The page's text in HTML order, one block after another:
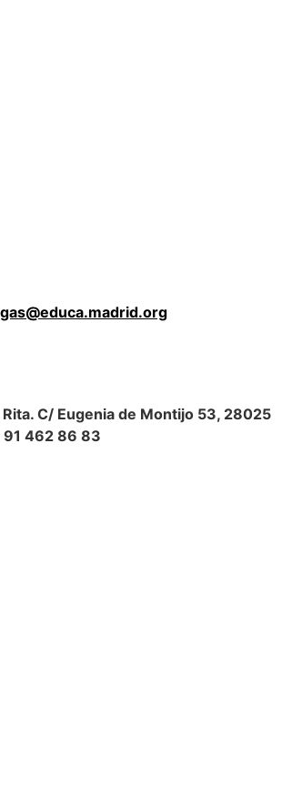
C/ Eugenia de Montijo 53, 28025
91 462 86 83